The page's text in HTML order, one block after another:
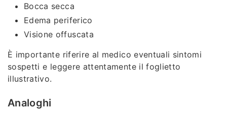
Bocca secca
Edema periferico
Visione offuscata
È importante riferire al medico eventuali sintomi
sospetti e leggere attentamente il foglietto
illustrativo.
Analoghi